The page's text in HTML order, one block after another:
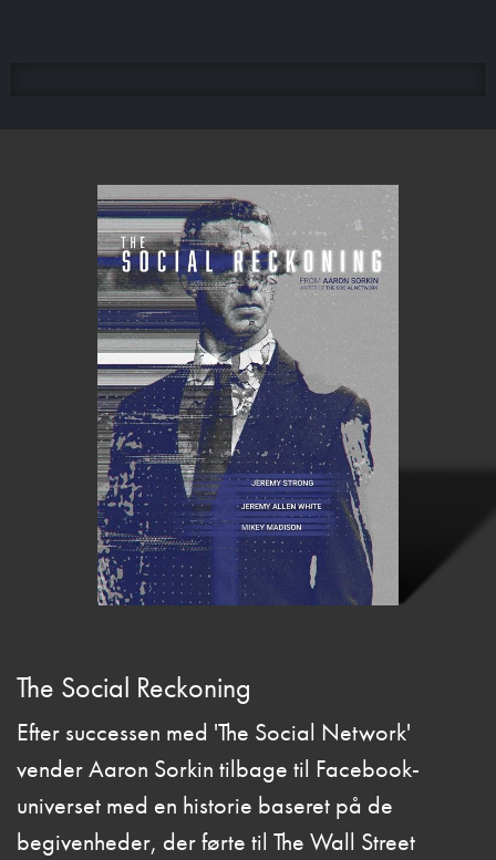
The Social Reckoning
Efter successen med 'The Social Network'
vender Aaron Sorkin tilbage til Facebook-
universet med en historie baseret på de
begivenheder, der førte til The Wall Street